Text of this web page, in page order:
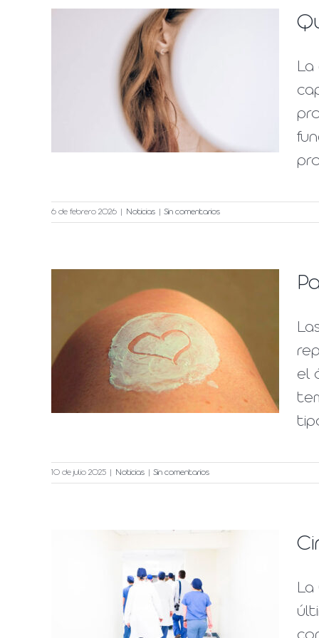
6 de febrero 2026 Noticias Sin comentarios
el
10 de julio 2025 Noticias Sin comentarios